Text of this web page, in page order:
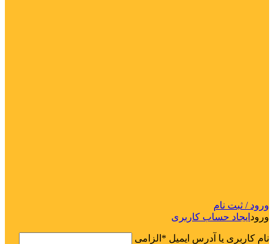
ورود / ثبت نام
ورود ایجاد حساب کاربری
نام کاربری یا آدرس ایمیل * الزامی